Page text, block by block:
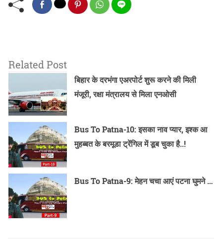
Related Post
बिहार के दरभंगा एअरपोर्ट शुरू करने की मिली
मंजूरी, रक्षा मंत्रालय से मिला एनओसी
Bus To Patna-10: इसका नाव प्यार, इश्क आ
मुहब्बत के बरमूडा ट्रेंगिल में डूब चुका है..!
Bus To Patna-9: मेहन चचा आएं पटना घुमने …